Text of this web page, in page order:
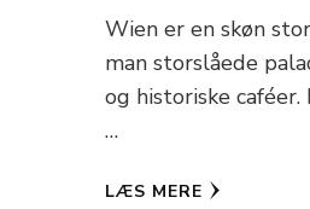
Wien er en skøn
man storslåede
og historiske
…
LÆS MERE